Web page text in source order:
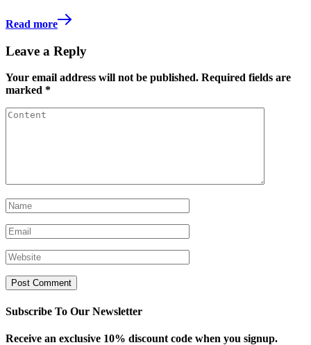
Read more
Leave a Reply
Your email address will not be published. Required fields are
marked *
Subscribe To Our Newsletter
Receive an exclusive 10% discount code when you signup.